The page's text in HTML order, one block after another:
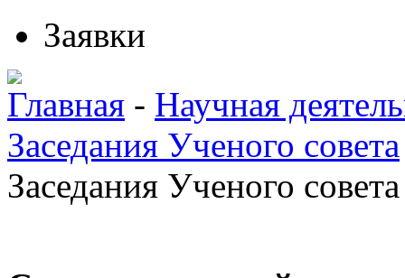
Заявки
Главная - Научная
Заседания Ученого совета
Заседания Ученого